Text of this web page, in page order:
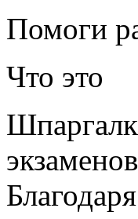
Помоги
Что это